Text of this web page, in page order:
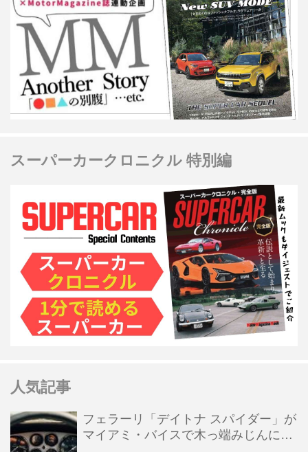
スーパーカークロニクル 特別編
人気記事
フェラーリ「デイトナ スパイダー」が
マイアミ・バイスで木っ端みじんにな